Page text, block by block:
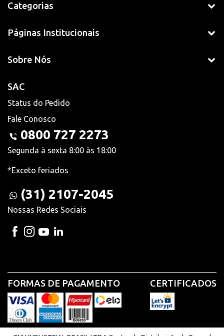
Categorias
Páginas Institucionais
Sobre Nós
SAC
Status do Pedido
Fale Conosco
0800 727 2273
Segunda à sexta 8:00 às 18:00
*Exceto feriados
(31) 2107-2045
Nossas Redes Sociais
FORMAS DE PAGAMENTO CERTIFICADOS